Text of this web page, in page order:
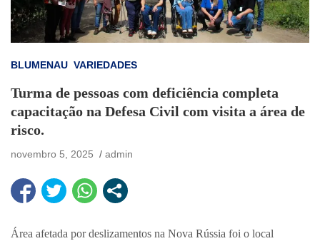
BLUMENAU VARIEDADES
Turma de pessoas com deficiência completa
capacitação na Defesa Civil com visita a área de
risco.
novembro 5, 2025 admin
Área afetada por deslizamentos na Nova Rússia foi o local